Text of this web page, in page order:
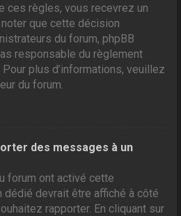
ces règles, vous recevrez un
que cette décision
du forum, phpBB
responsable du règlement
plus d’informations, veuillez
du forum.
des messages à un
forum ont activé cette
dédié devrait être affiché à côté
rapporter. En cliquant sur